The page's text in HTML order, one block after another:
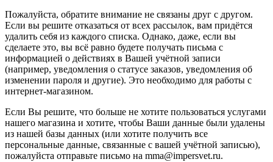
Пожалуйста, обратите внимание не связаны друг с другом.
Если вы решите отказаться от всех рассылок, вам придётся
удалить себя из каждого списка. Однако, даже, если вы
сделаете это, вы всё равно будете получать письма с
информацией о действиях в Вашей учётной записи
(например, уведомления о статусе заказов, уведомления об
изменении пароля и другие). Это необходимо для работы с
интернет-магазином.
Если Вы решите, что больше не хотите пользоваться услугами
нашего магазина и хотите, чтобы Ваши данные были удалены
из нашей базы данных (или хотите получить все
персональные данные, связанные с вашей учётной записью),
пожалуйста отправьте письмо на mma@impersvet.ru.